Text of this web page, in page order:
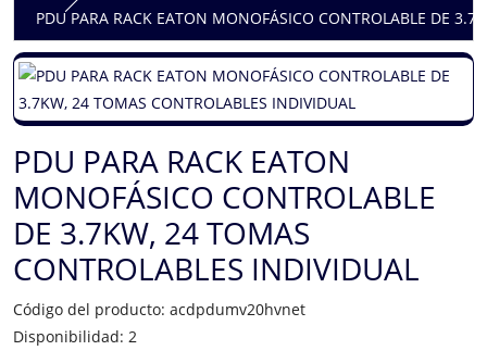
PDU PARA RACK EATON MONOFÁSICO CONTROLABLE DE
PDU PARA RACK EATON
MONOFÁSICO CONTROLABLE
DE 3.7KW, 24 TOMAS
CONTROLABLES INDIVIDUAL
Código del producto: acdpdumv20hvnet
Disponibilidad: 2